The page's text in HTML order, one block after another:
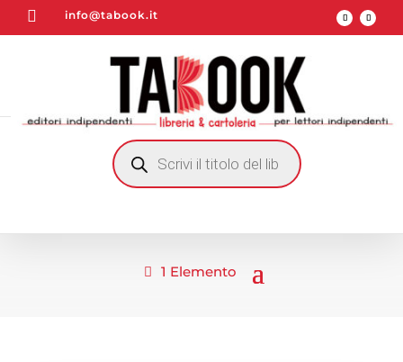
 info@tabook.it
RICERCA
PRODOTTI
1 Elemento